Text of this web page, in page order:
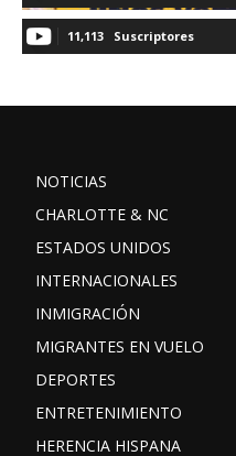
11,113 Suscriptores
NOTICIAS
CHARLOTTE & NC
ESTADOS UNIDOS
INTERNACIONALES
INMIGRACIÓN
MIGRANTES EN VUELO
DEPORTES
ENTRETENIMIENTO
HERENCIA HISPANA